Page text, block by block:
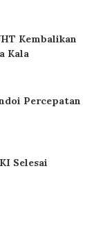
Kembalikan
Kala
Percepatan
Selesai